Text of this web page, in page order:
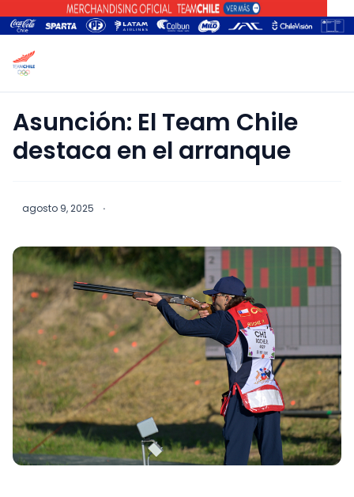
Asunción: El Team Chile
destaca en el arranque
agosto 9, 2025 ·